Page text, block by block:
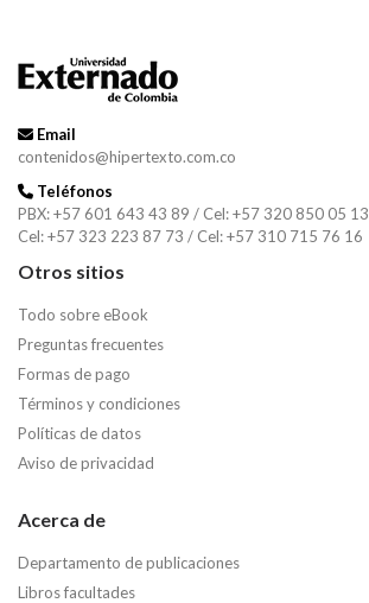
Email
contenidos@hipertexto.com.co
Teléfonos
PBX: +57 601 643 43 89 / Cel: +57 320 850 05 13
Cel: +57 323 223 87 73 / Cel: +57 310 715 76 16
Otros sitios
Todo sobre eBook
Preguntas frecuentes
Formas de pago
Términos y condiciones
Políticas de datos
Aviso de privacidad
Acerca de
Departamento de publicaciones
Libros facultades